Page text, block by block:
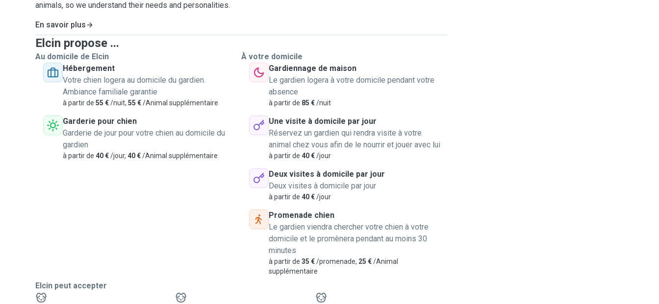
animals, so we understand their needs and personalities.
En savoir plus
Elcin propose ...
Au domicile de Elcin
Hébergement
Votre chien logera au domicile du gardien.
Ambiance familiale garantie
à partir de 55 €/nuit, 55 €/Animal supplémentaire
Garderie pour chien
Garderie de jour pour votre chien au domicile du
gardien
à partir de 40 €/jour, 40 €/Animal supplémentaire
À votre domicile
Gardiennage de maison
Le gardien logera à votre domicile pendant votre
absence
à partir de 85 €/nuit
Une visite à domicile par jour
Réservez un gardien qui rendra visite à votre
animal chez vous afin de le nourrir et jouer avec lui
à partir de 40 €/jour
Deux visites à domicile par jour
Deux visites à domicile par jour
à partir de 40 €/jour
Promenade chien
Le gardien viendra chercher votre chien à votre
domicile et le promènera pendant au moins 30
minutes
à partir de 35 €/promenade, 25 €/Animal
supplémentaire
Elcin peut accepter